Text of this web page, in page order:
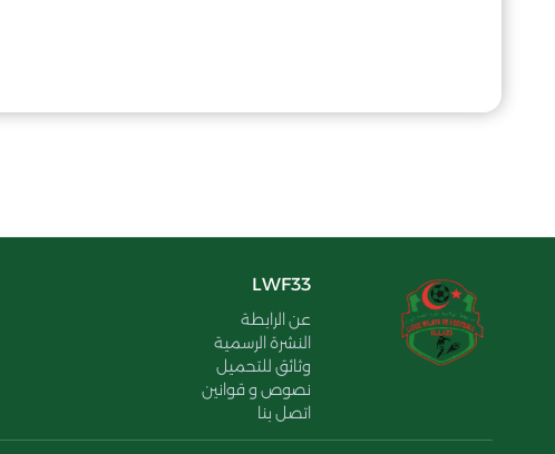
LWF33
عن الرابطة
النشرة الرسمية
وثائق للتحميل
نصوص و قوانين
اتصل بنا